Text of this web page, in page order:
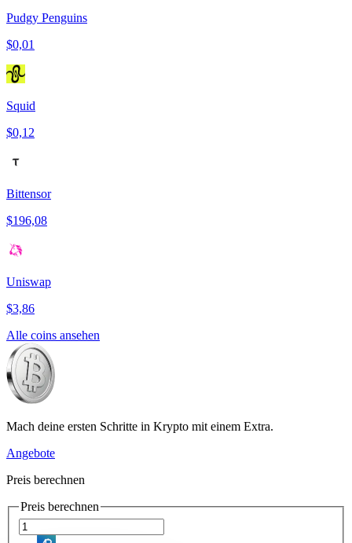
Pudgy Penguins
$0,01
Squid
$0,12
Bittensor
$196,08
Uniswap
$3,86
Alle coins ansehen
Mach deine ersten Schritte in Krypto mit einem Extra.
Angebote
Preis berechnen
Preis berechnen